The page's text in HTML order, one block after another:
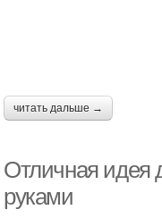
читать дальше →
Отличная идея
руками